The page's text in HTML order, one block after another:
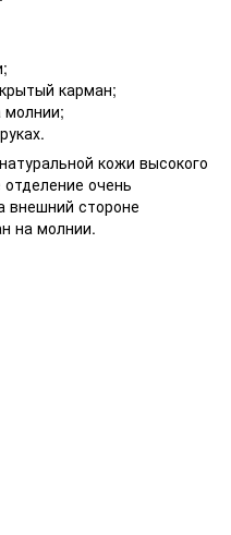
карман;
молнии;
кожи высокого
очень
внешний стороне
на молнии.